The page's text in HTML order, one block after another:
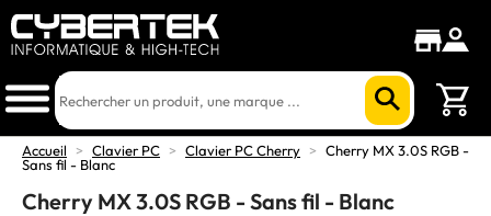
Accueil > Clavier PC > Clavier PC Cherry > Cherry MX 3.0S RGB -
Sans fil - Blanc
Cherry MX 3.0S RGB - Sans fil - Blanc